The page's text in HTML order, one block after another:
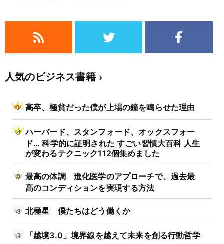
人気のビジネス書籍
高卒、極貧だった僕が上場の鐘を鳴らせた理由
ハーバード、スタンフォード、オックスフォー
ド… 科学的に証明された すごい習慣大百科 人生
が変わるテクニック112個集めました
最高の体調 進化医学のアプローチで、過去最
高のコンディションを実現する方法
北極星 僕たちはどう働くか
「越境3.0」境界線を越えて未来を創る行動哲学